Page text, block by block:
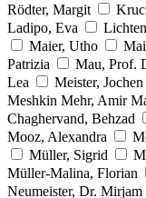
Rödter, Margit
Ladipo, Eva
Maier, Utho
Patrizia
Mau, Prof.
Lea
Meister, Jochen
Meshkin Mehr, Amir
Chaghervand, Behzad
Mooz, Alexandra
Müller, Sigrid
Müller-Malina, Florian
Neumeister, Dr. Mirjam